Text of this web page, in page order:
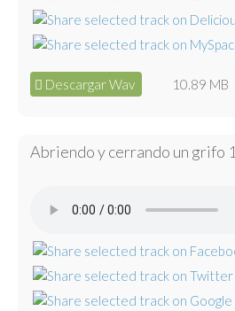
Descargar Wav 10.89 MB
Abriendo y cerrando un grifo 1